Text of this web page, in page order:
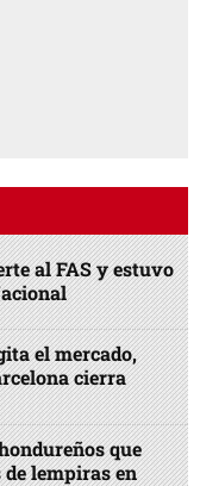
al FAS y estuvo
el mercado,
cierra
que
lempiras en